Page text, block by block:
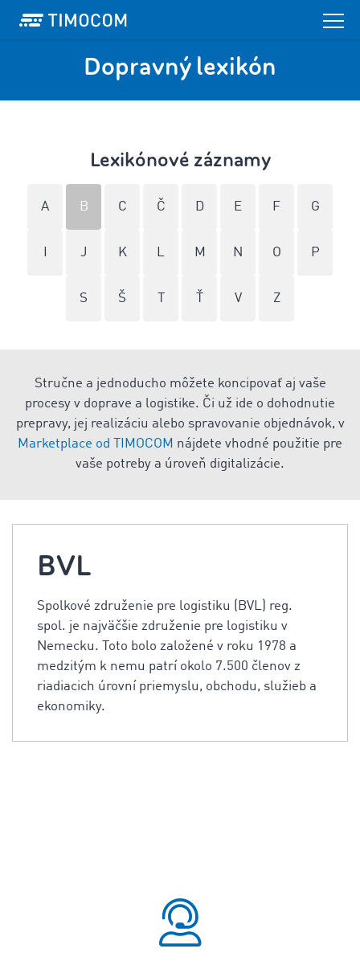
Dopravný lexikón
Lexikónové záznamy
A B C Č D E F G
J K L M N O P
S Š V Z
Stručne a jednoducho môžete koncipovať aj vaše
procesy v doprave a logistike. Či už ide o dohodnutie
prepravy, jej realizáciu alebo spravovanie objednávok, v
Marketplace od TIMOCOM nájdete vhodné použitie pre
vaše potreby a úroveň digitalizácie.
BVL
Spolkové združenie pre logistiku (BVL) reg.
spol. je najväčšie združenie pre logistiku v
Nemecku. Toto bolo založené v roku 1978 a
medzitým k nemu patrí okolo 7.500 členov z
riadiacich úrovní priemyslu, obchodu, služieb a
ekonomiky.